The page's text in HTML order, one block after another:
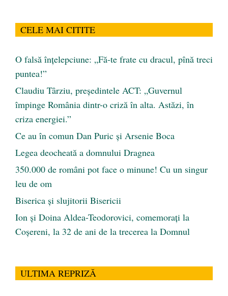
CELE MAI CITITE
O falsă înțelepciune: „Fă-te frate cu dracul, pînă treci
puntea!”
Claudiu Târziu, președintele ACT: „Guvernul
împinge România dintr-o criză în alta. Astăzi, în
criza energiei.”
Ce au în comun Dan Puric şi Arsenie Boca
Legea deocheată a domnului Dragnea
350.000 de români pot face o minune! Cu un singur
leu de om
Biserica și slujitorii Bisericii
Ion și Doina Aldea-Teodorovici, comemorați la
Coșereni, la 32 de ani de la trecerea la Domnul
ULTIMA REPRIZĂ